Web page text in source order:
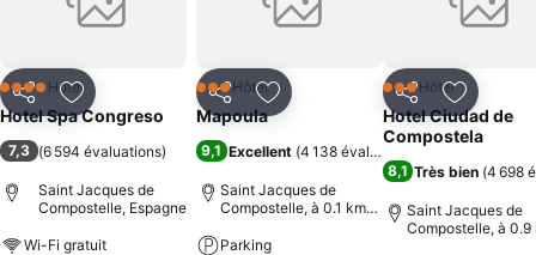
PartagerAjouter à mes favoris
4 ÉtoilesHôtel
Hotel Spa Congreso
7,3 (6 594 évaluations)
Saint Jacques de
Compostelle, Espagne
Wi-Fi gratuit
PartagerAjouter à mes favoris
3 ÉtoilesHôtel
Mapoula
9,1 Excellent (4 138 évaluations )
Saint Jacques de
Compostelle, à 0.1 km
Parking
PartagerAjouter
3 ÉtoilesHôtel
Hotel Ciudad de
Compostela
8,1 Très bien (4 698
Saint Jacques de
Compostelle, à 0.9